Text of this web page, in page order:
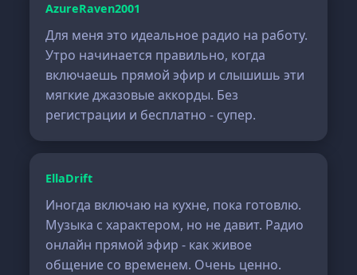
AzureRaven2001
Для меня это идеальное радио на работу.
Утро начинается правильно, когда
включаешь прямой эфир и слышишь эти
мягкие джазовые аккорды. Без
регистрации и бесплатно - супер.
EllaDrift
Иногда включаю на кухне, пока готовлю.
Музыка с характером, но не давит. Радио
онлайн прямой эфир - как живое
общение со временем. Очень ценно.